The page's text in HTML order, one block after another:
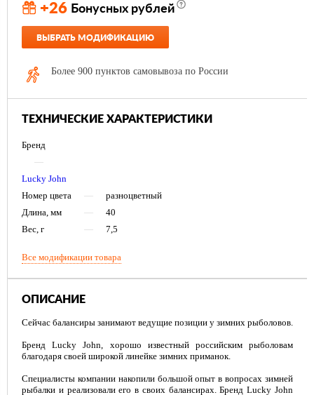
+26 Бонусных рублей
ВЫБРАТЬ МОДИФИКАЦИЮ
Более 900 пунктов самовывоза по России
ТЕХНИЧЕСКИЕ ХАРАКТЕРИСТИКИ
Бренд
—
Lucky John
Номер цвета
—
разноцветный
Длина, мм
—
40
Вес, г
— 7,5
Все модификации товара
ОПИСАНИЕ
Сейчас балансиры занимают ведущие позиции у зимних рыболовов.
Бренд Lucky John, хорошо известный российским рыболовам
благодаря своей широкой линейке зимних приманок.
Специалисты компании накопили большой опыт в вопросах зимней
рыбалки и реализовали его в своих балансирах. Бренд Lucky John